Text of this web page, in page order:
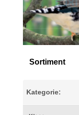
Sortiment
Kategorie: